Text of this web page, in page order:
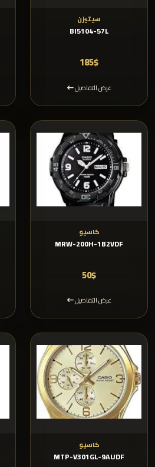
سيتيزن
BI5104-57L
185$
عرض التفاصيل
كاسيو
MRW-200H-1B2VDF
50$
عرض التفاصيل
كاسيو
MTP-V301GL-9AUDF